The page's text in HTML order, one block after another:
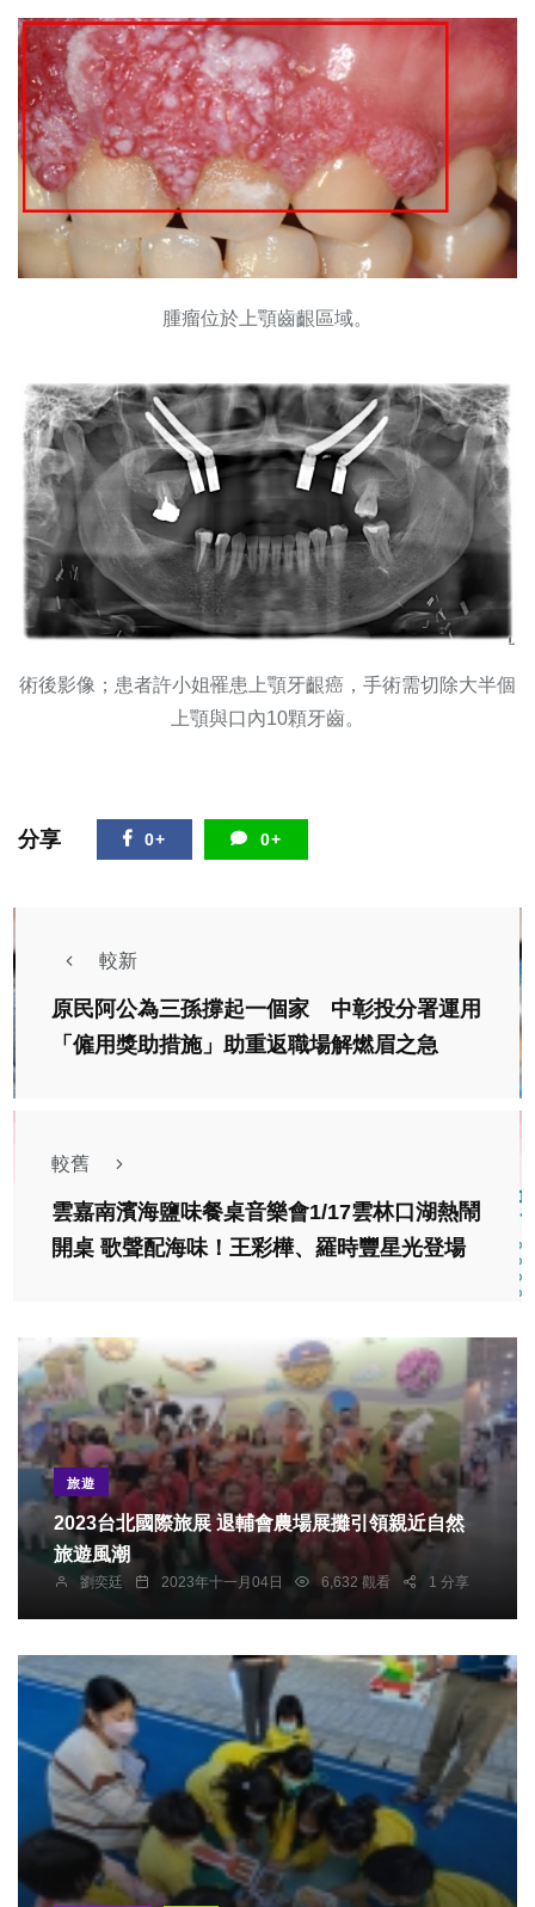
腫瘤位於上顎齒齦區域。
術後影像；患者許小姐罹患上顎牙齦癌，手術需切除大半個
上顎與口內10顆牙齒。
分享 0+ 0+
較新
原民阿公為三孫撐起一個家 中彰投分署運用
「僱用獎助措施」助重返職場解燃眉之急
較舊
雲嘉南濱海鹽味餐桌音樂會1/17雲林口湖熱鬧
開桌 歌聲配海味！王彩樺、羅時豐星光登場
旅遊
2023台北國際旅展 退輔會農場展攤引領親近自然
旅遊風潮
劉奕廷 2023年十一月04日 6,632 觀看 1 分享